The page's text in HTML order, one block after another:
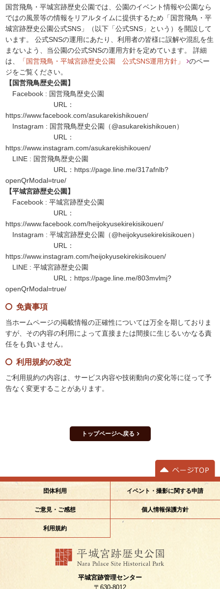
国営飛鳥・平城宮跡歴史公園では、公園のイベント情報や公園なら
ではの風景等の情報をリアルタイムに提供するため「国営飛鳥・平
城宮跡歴史公園公式SNS」（以下「公式SNS」という）を開設して
います。 公式SNSの運用にあたり、利用者の皆様に誤解や混乱を生
まないよう、当公園の公式SNSの運用方針を定めています。 詳細
は、
「国営飛鳥・平城宮跡歴史公園 公式SNS運用方針」
のペー
ジをご覧ください。
【国営飛鳥歴史公園】
Facebook : 国営飛鳥歴史公園
URL：
https://www.facebook.com/asukarekishikouen/
Instagram : 国営飛鳥歴史公園（@asukarekishikouen）
URL：
https://www.instagram.com/asukarekishikouen/
LINE : 国営飛鳥歴史公園
URL： https://page.line.me/317afnlb?
openQrModal=true/
【平城宮跡歴史公園】
Facebook : 平城宮跡歴史公園
URL：
https://www.facebook.com/heijokyusekirekisikouen/
Instagram : 平城宮跡歴史公園（@heijokyusekirekisikouen）
URL：
https://www.instagram.com/heijokyusekirekisikouen/
LINE : 平城宮跡歴史公園
URL： https://page.line.me/803mvlmj?
openQrModal=true/
免責事項
当ホームページの掲載情報の正確性については万全を期しておりま
すが、その内容の利用によって直接または間接に生じるいかなる責
任をも負いません。
利用規約の改定
ご利用規約の内容は、サービス内容や技術動向の変化等に従って予
告なく変更することがあります。
トップページへ戻る
団体利用 イベント・撮影に関する申請
ご意見・ご感想 個人情報保護方針
利用規約
平城宮跡管理センター
〒630-8012